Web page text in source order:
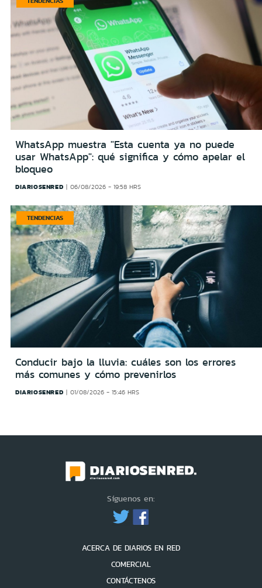
WhatsApp muestra "Esta cuenta ya no puede
usar WhatsApp": qué significa y cómo apelar el
bloqueo
DIARIOSENRED 06/08/2026 - 19:58 HRS
TENDENCIAS
Conducir bajo la lluvia: cuáles son los errores
más comunes y cómo prevenirlos
DIARIOSENRED 01/08/2026 - 15:46 HRS
Síguenos en:
ACERCA DE DIARIOS EN RED
COMERCIAL
CONTÁCTENOS